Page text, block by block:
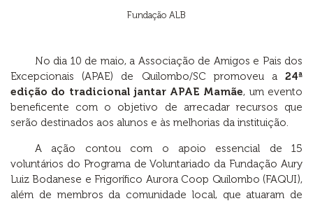
Fundação ALB
No dia 10 de maio, a Associação de Amigos e Pais dos
Excepcionais (APAE) de Quilombo/SC promoveu a 24ª
edição do tradicional jantar APAE Mamãe, um evento
beneficente com o objetivo de arrecadar recursos que
serão destinados aos alunos e às melhorias da instituição.
A ação contou com o apoio essencial de 15
voluntários do Programa de Voluntariado da Fundação Aury
Luiz Bodanese e Frigorífico Aurora Coop Quilombo (FAQUI),
além de membros da comunidade local, que atuaram de